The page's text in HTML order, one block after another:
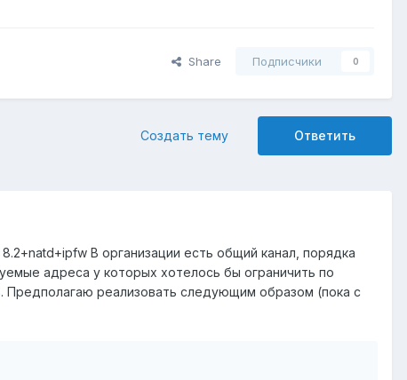
Share Подписчики 0
Ответить
Создать тему
В организации есть общий канал, порядка
адреса у которых хотелось бы ограничить по
Предполагаю реализовать следующим образом (пока с